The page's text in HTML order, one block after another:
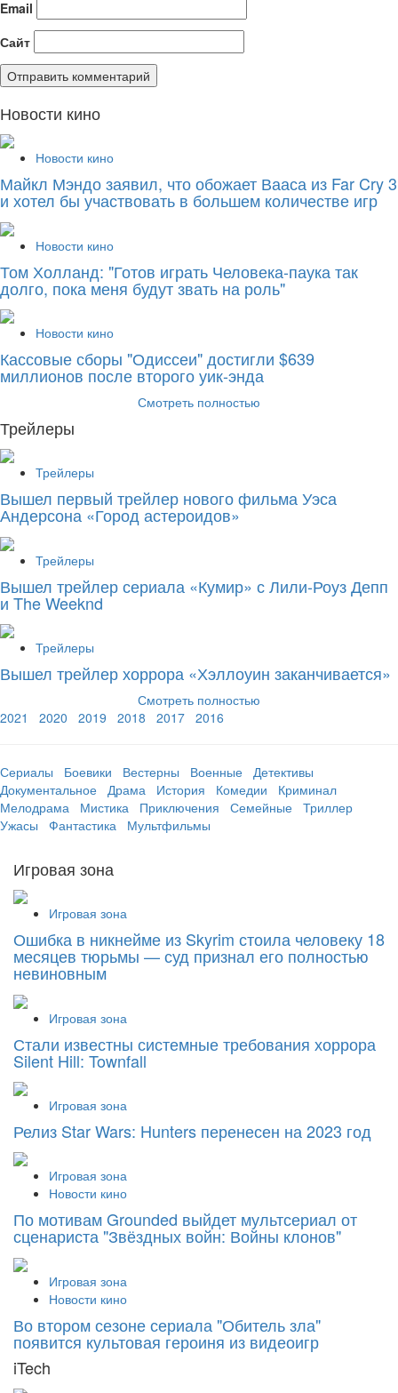
Email
Сайт
Новости кино
Новости кино
Майкл Мэндо заявил, что обожает Вааса из Far Cry 3
и хотел бы участвовать в большем количестве игр
Новости кино
Том Холланд: "Готов играть Человека-паука так
долго, пока меня будут звать на роль"
Новости кино
Кассовые сборы "Одиссеи" достигли $639
миллионов после второго уик-энда
Смотреть полностью
Трейлеры
Трейлеры
Вышел первый трейлер нового фильма Уэса
Андерсона «Город астероидов»
Трейлеры
Вышел трейлер сериала «Кумир» с Лили-Роуз Депп
и The Weeknd
Трейлеры
Вышел трейлер хоррора «Хэллоуин заканчивается»
Смотреть полностью
2021
2020 2019 2018 2017 2016
Сериалы Боевики Вестерны Военные
Детективы
Документальное
Драма История Комедии
Криминал
Мелодрама
Мистика Приключения Семейные Триллер
Ужасы
Фантастика Мультфильмы
Игровая зона
Игровая зона
Ошибка в никнейме из Skyrim стоила человеку 18
месяцев тюрьмы — суд признал его полностью
невиновным
Игровая зона
Стали известны системные требования хоррора
Silent Hill: Townfall
Игровая зона
Релиз Star Wars: Hunters перенесен на 2023 год
Игровая зона
Новости кино
По мотивам Grounded выйдет мультсериал от
сценариста "Звёздных войн: Войны клонов"
Игровая зона
Новости кино
Во втором сезоне сериала "Обитель зла"
появится культовая героиня из видеоигр
iTech